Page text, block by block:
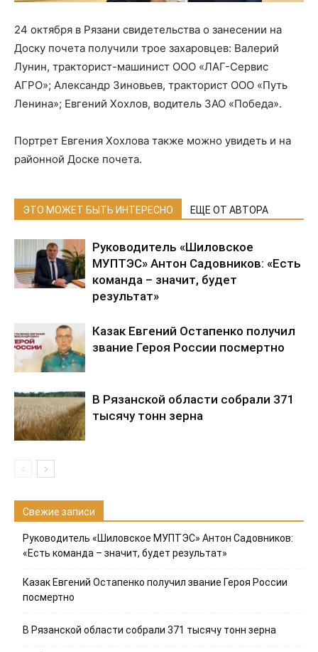
24 октября в Рязани свидетельства о занесении на
Доску почета получили трое захаровцев: Валерий
Лунин, тракторист-машинист ООО «ЛАГ-Сервис
АГРО»; Александр Зиновьев, тракторист ООО «Путь
Ленина»; Евгений Хохлов, водитель ЗАО «Победа».
Портрет Евгения Хохлова также можно увидеть и на
районной Доске почета.
ЭТО МОЖЕТ БЫТЬ ИНТЕРЕСНО ЕЩЕ ОТ АВТОРА
Руководитель «Шиловское
МУПТЭС» Антон Садовников: «Есть
команда – значит, будет
результат»
Казак Евгений Остапенко получил
звание Героя России посмертно
В Рязанской области собрали 371
тысячу тонн зерна
Свежие записи
Руководитель «Шиловское МУПТЭС» Антон Садовников:
«Есть команда – значит, будет результат»
Казак Евгений Остапенко получил звание Героя России
посмертно
В Рязанской области собрали 371 тысячу тонн зерна